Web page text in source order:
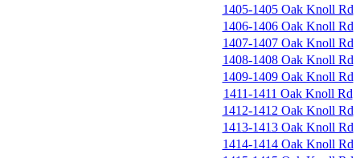
1405-1405 Oak Knoll Rd
1406-1406 Oak Knoll Rd
1407-1407 Oak Knoll Rd
1408-1408 Oak Knoll Rd
1409-1409 Oak Knoll Rd
1411-1411 Oak Knoll Rd
1412-1412 Oak Knoll Rd
1413-1413 Oak Knoll Rd
1414-1414 Oak Knoll Rd